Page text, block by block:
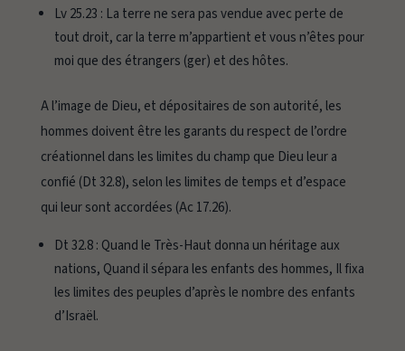
Lv 25.23 : La terre ne sera pas vendue avec perte de
tout droit, car la terre m’appartient et vous n’êtes pour
moi que des étrangers (ger) et des hôtes.
A l’image de Dieu, et dépositaires de son autorité, les
hommes doivent être les garants du respect de l’ordre
créationnel dans les limites du champ que Dieu leur a
confié (Dt 32.8), selon les limites de temps et d’espace
qui leur sont accordées (Ac 17.26).
Dt 32.8 : Quand le Très-Haut donna un héritage aux
nations, Quand il sépara les enfants des hommes, Il fixa
les limites des peuples d’après le nombre des enfants
d’Israël.